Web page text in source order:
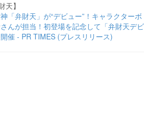
】
「弁財天」が“デビュー”！キャラクターボ
んが担当！初登場を記念して「弁財天デビ
催 - PR TIMES (プレスリリース)